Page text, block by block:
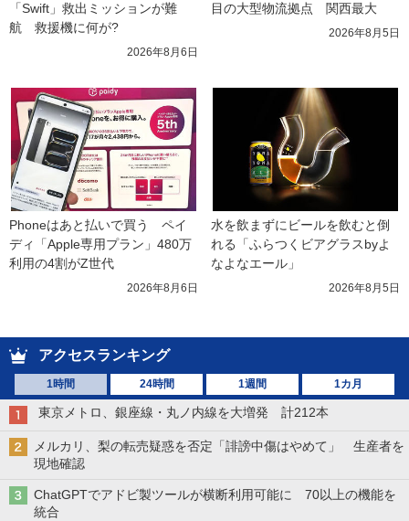
「Swift」救出ミッションが難
航　救援機に何が?
2026年8月6日
目の大型物流拠点　関西最大
2026年8月5日
Phoneはあと払いで買う　ペイ
ディ「Apple専用プラン」480万
利用の4割がZ世代
2026年8月6日
水を飲まずにビールを飲むと倒
れる「ふらつくビアグラスbyよ
なよなエール」
2026年8月5日
アクセスランキング
1時間 24時間 1週間 1カ月
東京メトロ、銀座線・丸ノ内線を大増発 計212本
メルカリ、梨の転売疑惑を否定「誹謗中傷はやめて」 生産者を
現地確認
ChatGPTでアドビ製ツールが横断利用可能に 70以上の機能を
統合